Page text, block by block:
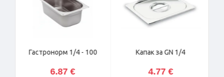
Гастронорм 1/4 - 100
6.87 €
Капак за GN 1/4
4.77 €